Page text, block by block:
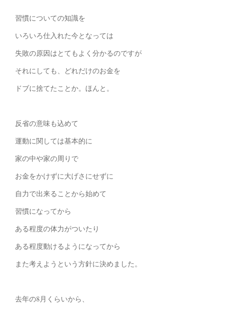
習慣についての知識を
いろいろ仕入れた今となっては
失敗の原因はとてもよく分かるのですが
それにしても、どれだけのお金を
ドブに捨てたことか。ほんと。
反省の意味も込めて
運動に関しては基本的に
家の中や家の周りで
お金をかけずに大げさにせずに
自力で出来ることから始めて
習慣になってから
ある程度の体力がついたり
ある程度動けるようになってから
また考えようという方針に決めました。
去年の8月くらいから、